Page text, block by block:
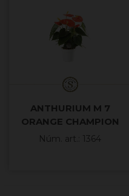
ANTHURIUM M 7
ORANGE CHAMPION
Núm. art.: 1364